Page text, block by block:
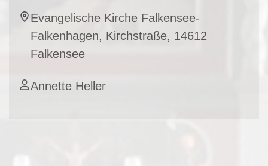
Evangelische Kirche Falkensee-
Falkenhagen, Kirchstraße, 14612
Falkensee
Annette Heller